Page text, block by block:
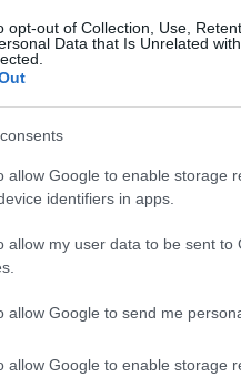
opt-out of Collection, Use,
Data that Is Unrelated
allow Google to enable storage
identifiers in apps.
allow my user data to be sent to
allow Google to send me
allow Google to enable storage